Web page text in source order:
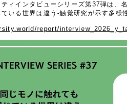
ィインタビューシリーズ第37弾は
いる世界は違う-触覚研究が示す多様
report/